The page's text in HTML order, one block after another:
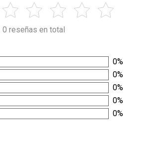
0 reseñas en total
0%
0%
0%
0%
0%